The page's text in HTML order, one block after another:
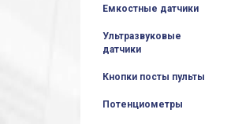
Емкостные датчики
Ультразвуковые
датчики
Кнопки посты пульты
Потенциометры